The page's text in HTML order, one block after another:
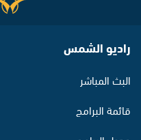
راديو الشمس
البث المباشر
قائمة البرامج